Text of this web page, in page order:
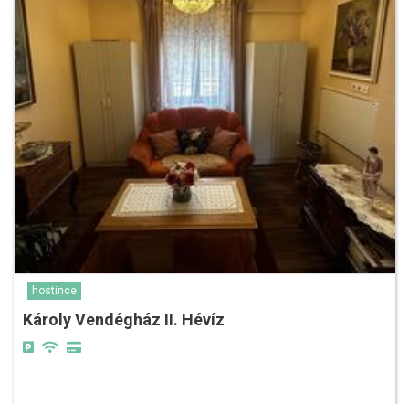
hostince
Károly Vendégház II. Hévíz